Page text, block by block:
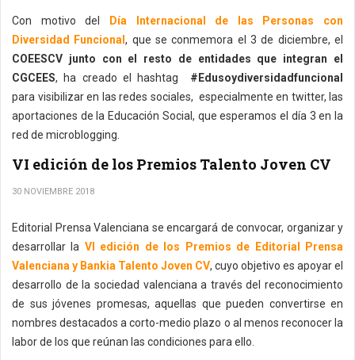
Con motivo del
Día Internacional de las Personas con
Diversidad Funcional, que se conmemora el 3 de diciembre, el
COEESCV junto con el resto de entidades que integran el
CGCEES, ha creado el hashtag
#Edusoydiversidadfuncional
para visibilizar en las redes sociales, especialmente en twitter, las
aportaciones de la Educación Social, que esperamos el día 3 en la
red de microblogging.
VI edición de los Premios Talento Joven CV
30 NOVIEMBRE 2018
Editorial Prensa Valenciana se encargará de convocar, organizar y
desarrollar la VI edición de los Premios de Editorial Prensa
Valenciana y Bankia Talento Joven CV, cuyo objetivo es apoyar el
desarrollo de la sociedad valenciana a través del reconocimiento
de sus jóvenes promesas, aquellas que pueden convertirse en
nombres destacados a corto-medio plazo o al menos reconocer la
labor de los que reúnan las condiciones para ello.